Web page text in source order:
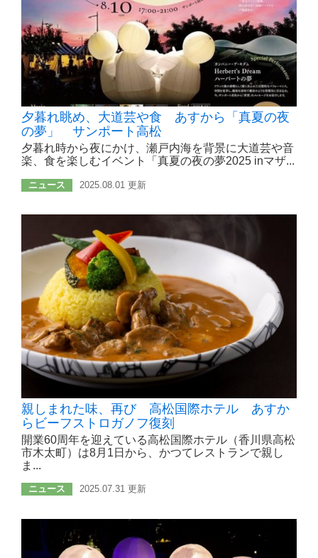
夕暮れ眺め、大道芸や食 あすから「真夏の夜
の夢」 サンポート高松
夕暮れ時から夜にかけ、瀬戸内海を背景に大道芸や音
楽、食を楽しむイベント「真夏の夜の夢2025 inマザ...
ニュース 2025.08.01 更新
親しまれた味、再び 高松国際ホテル あすか
らビーフストロガノフ復刻
開業60周年を迎えている高松国際ホテル（香川県高松
市木太町）は8月1日から、かつてレストランで親し
ま...
ニュース 2025.07.31 更新